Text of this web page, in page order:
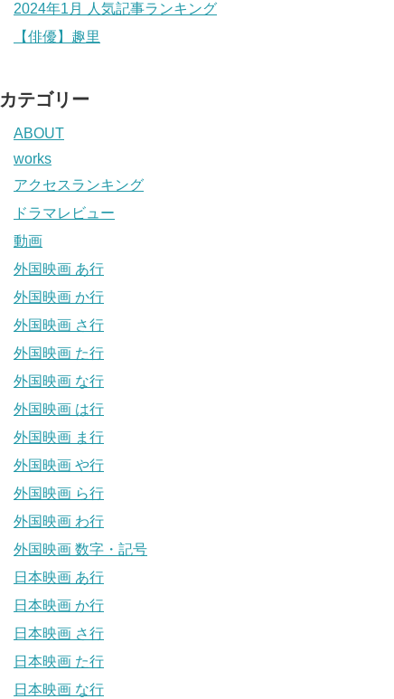
2024年1月 人気記事ランキング
【俳優】趣里
カテゴリー
ABOUT
works
アクセスランキング
ドラマレビュー
動画
外国映画 あ行
外国映画 か行
外国映画 さ行
外国映画 た行
外国映画 な行
外国映画 は行
外国映画 ま行
外国映画 や行
外国映画 ら行
外国映画 わ行
外国映画 数字・記号
日本映画 あ行
日本映画 か行
日本映画 さ行
日本映画 た行
日本映画 な行